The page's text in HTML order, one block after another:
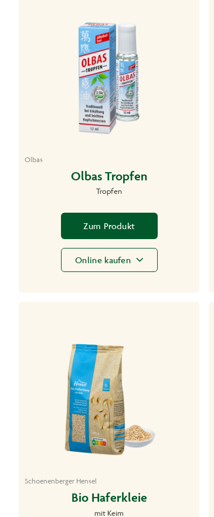
Olbas
Olbas Tropfen
Tropfen
Zum Produkt
Online kaufen
Schoenenberger Hensel
Bio Haferkleie
mit Keim